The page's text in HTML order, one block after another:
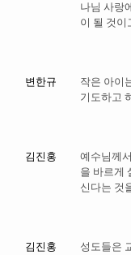
나님 사랑
이 될 것이
변한규
작은 아이
기도하고
김진홍
예수님께
을 바르게
신다는 것
김진홍
성도들은